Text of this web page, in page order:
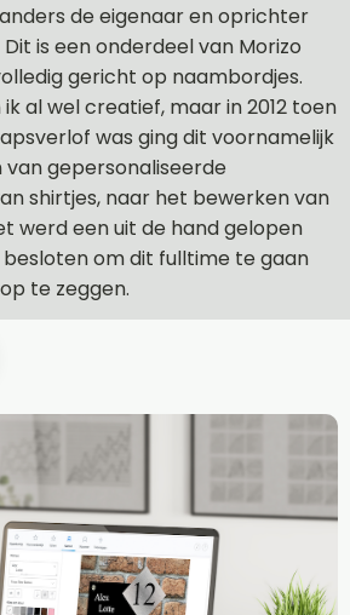
de eigenaar en oprichter
is een onderdeel van Morizo
gericht op naambordjes.
al wel creatief, maar in 2012 toen
was ging dit voornamelijk
gepersonaliseerde
shirtjes, naar het bewerken van
werd een uit de hand gelopen
om dit fulltime te gaan
te zeggen.